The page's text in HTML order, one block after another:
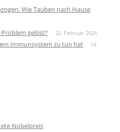
Wie Tauben nach Hause
gelöst? 22. Februar 2026
Immunsystem zu tun hat
14.
Nobelpreis